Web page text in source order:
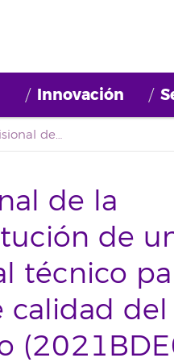
Innovación
Primer listado provisional de la convocatoria de constitución de una bolsa de empleo de personal técnico para la gestión del sistema de calidad del Estabulario- Animalario (2021BDE059)
de la
de
técnico
calidad del